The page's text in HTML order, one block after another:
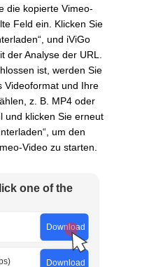
die kopierte Vimeo-
Feld ein. Klicken Sie
und iViGo
Analyse der URL.
ist, werden Sie
Videoformat und Ihre
z. B. MP4 oder
und klicken Sie erneut
um den
Video zu starten.